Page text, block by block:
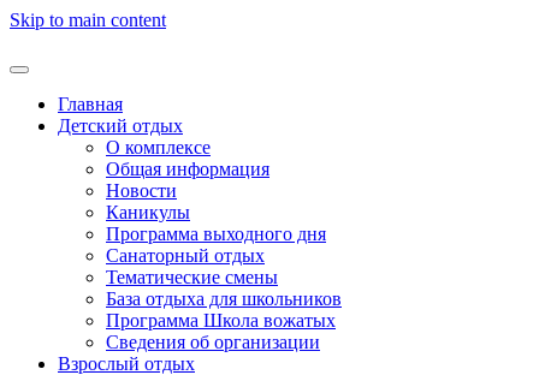
Skip to main content
Главная
Детский отдых
О комплексе
Общая информация
Новости
Каникулы
Программа выходного дня
Санаторный отдых
Тематические смены
База отдыха для школьников
Программа Школа вожатых
Cведения об организации
Взрослый отдых